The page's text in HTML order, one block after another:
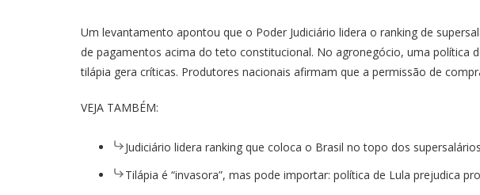
Um levantamento apontou que o Poder Judiciário lidera o ranking de
de pagamentos acima do teto constitucional. No agronegócio, uma política
tilápia gera críticas. Produtores nacionais afirmam que a permissão de
VEJA TAMBÉM:
Judiciário lidera ranking que coloca o Brasil no topo dos
Tilápia é “invasora”, mas pode importar: política de Lula prejudica